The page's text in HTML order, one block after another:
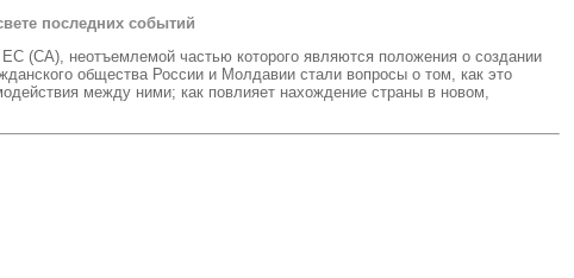
последних событий
(СА), неотъемлемой частью которого являются положения о создании
общества России и Молдавии стали вопросы о том, как это
между ними; как повлияет нахождение страны в новом,